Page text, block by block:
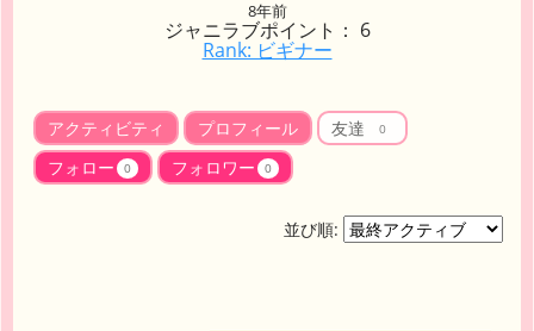
8年前
ジャニラブポイント： 6
Rank: ビギナー
アクティビティ プロフィール 友達 0
フォロー 0 フォロワー 0
並び順: